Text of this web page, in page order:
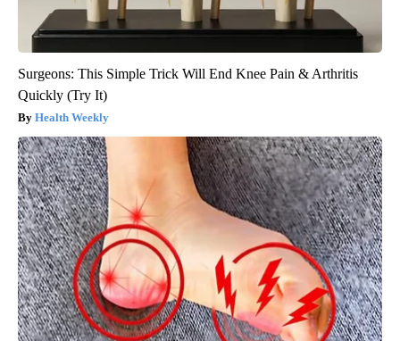
Surgeons: This Simple Trick Will End Knee Pain & Arthritis
Quickly (Try It)
Health Weekly